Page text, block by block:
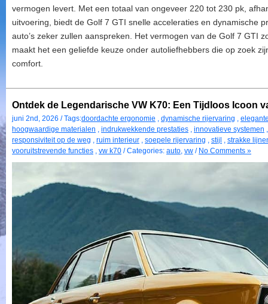
vermogen levert. Met een totaal van ongeveer 220 tot 230 pk,
uitvoering, biedt de Golf 7 GTI snelle acceleraties en dynamische
auto’s zeker zullen aanspreken. Het vermogen van de Golf 7 GTI
maakt het een geliefde keuze onder autoliefhebbers die op zoek
comfort.
Ontdek de Legendarische VW K70: Een Tijdloos Icoon
juni 2nd, 2026 / Tags:doordachte ergonomie , dynamische rijervaring ,
hoogwaardige materialen , indrukwekkende prestaties , innovatieve systemen
responsiviteit op de weg , ruim interieur , soepele rijervaring , stijl , strakke
vooruitstrevende functies , vw k70 / Categories: auto, vw / No Comments »